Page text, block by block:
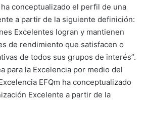
ha conceptualizado el perfil de una
a partir de la siguiente definición:
Excelentes logran y mantienen
de rendimiento que satisfacen o
de todos sus grupos de interés”.
para la Excelencia por medio del
EFQm ha conceptualizado
Excelente a partir de la